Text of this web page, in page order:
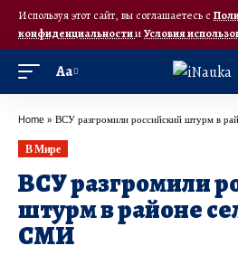
Используя этот сайт, вы соглашаетесь с
конфиденциальностииУсловия
Аа
Home » ВСУ разгромили российский штурм в
В Мире
ВСУ разгромили
штурм в районе
СМИ